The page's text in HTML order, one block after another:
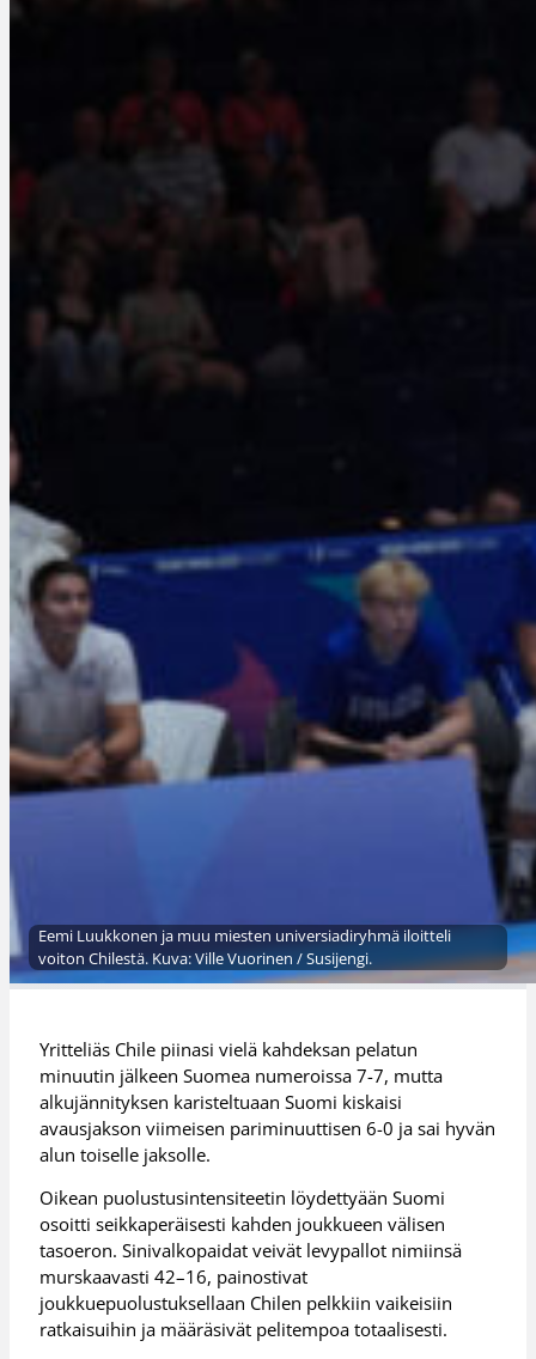
Eemi Luukkonen ja muu miesten universiadiryhmä iloitteli
voiton Chilestä. Kuva: Ville Vuorinen / Susijengi.
Yritteliäs Chile piinasi vielä kahdeksan pelatun
minuutin jälkeen Suomea numeroissa 7-7, mutta
alkujännityksen karisteltuaan Suomi kiskaisi
avausjakson viimeisen pariminuuttisen 6-0 ja sai hyvän
alun toiselle jaksolle.
Oikean puolustusintensiteetin löydettyään Suomi
osoitti seikkaperäisesti kahden joukkueen välisen
tasoeron. Sinivalkopaidat veivät levypallot nimiinsä
murskaavasti 42–16, painostivat
joukkuepuolustuksellaan Chilen pelkkiin vaikeisiin
ratkaisuihin ja määräsivät pelitempoa totaalisesti.